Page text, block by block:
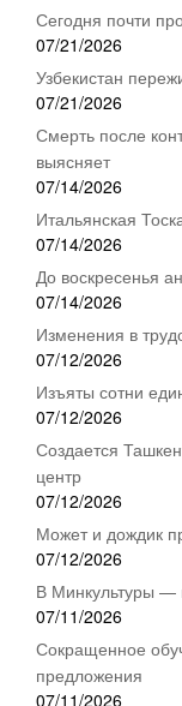
Сегодня почти
07/21/2026
Узбекистан
07/21/2026
Смерть после
выясняет
07/14/2026
Итальянская
07/14/2026
До воскресенья
07/14/2026
Изменения в
07/12/2026
Изъяты сотни
07/12/2026
Создается
центр
07/12/2026
Может и дождик
07/12/2026
В Минкультуры —
07/11/2026
Сокращенное
предложения
07/11/2026